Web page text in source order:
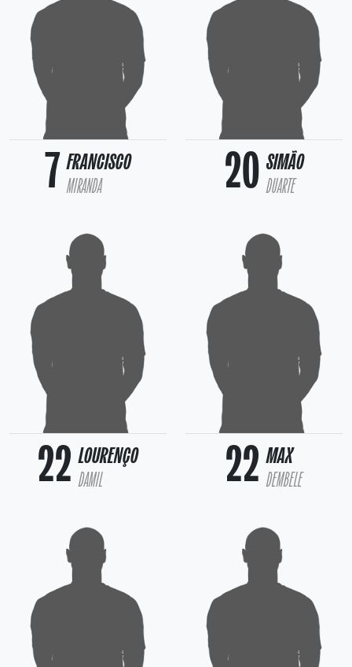
7 FRANCISCO
MIRANDA 20 SIMÃO
DUARTE
22 LOURENÇO
DAMIL 22 MAX
DEMBELE